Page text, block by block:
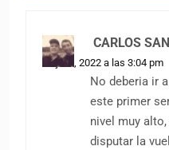
CARLOS
25 julio, 2022 a las 3:04 pm
No deberia ir
este primer
nivel muy
disputar la